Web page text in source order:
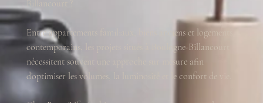
Billancourt ?
Entre appartements familiaux, biens anciens et logements
contemporains, les projets situés à Boulogne-Billancourt
nécessitent souvent une approche sur mesure afin
d’optimiser les volumes, la luminosité et le confort de vie.